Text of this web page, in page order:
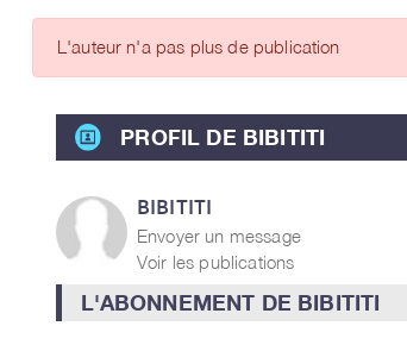
ARTICLES
PROFIL DE BIBITITI
BIBITITI
Envoyer un message
Voir les publications
L'ABONNEMENT DE BIBITITI
L'auteur n'a pas plus de publication